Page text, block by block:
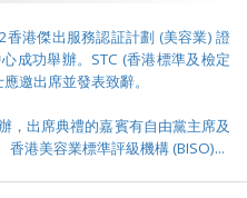
港傑出服務認証計劃 (美容業) 證
成功舉辦。STC (香港標準及檢定
邀出席並發表致辭。
，出席典禮的嘉賓有自由黨主席及
香港美容業標準評級機構 (BISO)...